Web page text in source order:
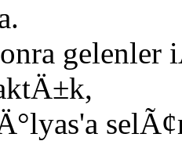
gelenler